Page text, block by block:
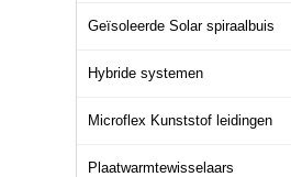
Geïsoleerde Solar spiraalbuis
Hybride systemen
Microflex Kunststof leidingen
Plaatwarmtewisselaars